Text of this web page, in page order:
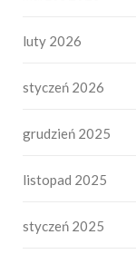
luty 2026
styczeń 2026
grudzień 2025
listopad 2025
styczeń 2025